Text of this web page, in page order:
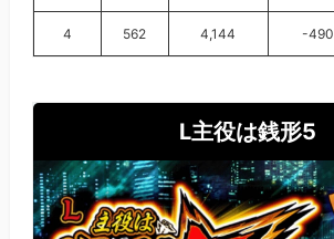
4 562 4,144 -490
L主役は銭形5